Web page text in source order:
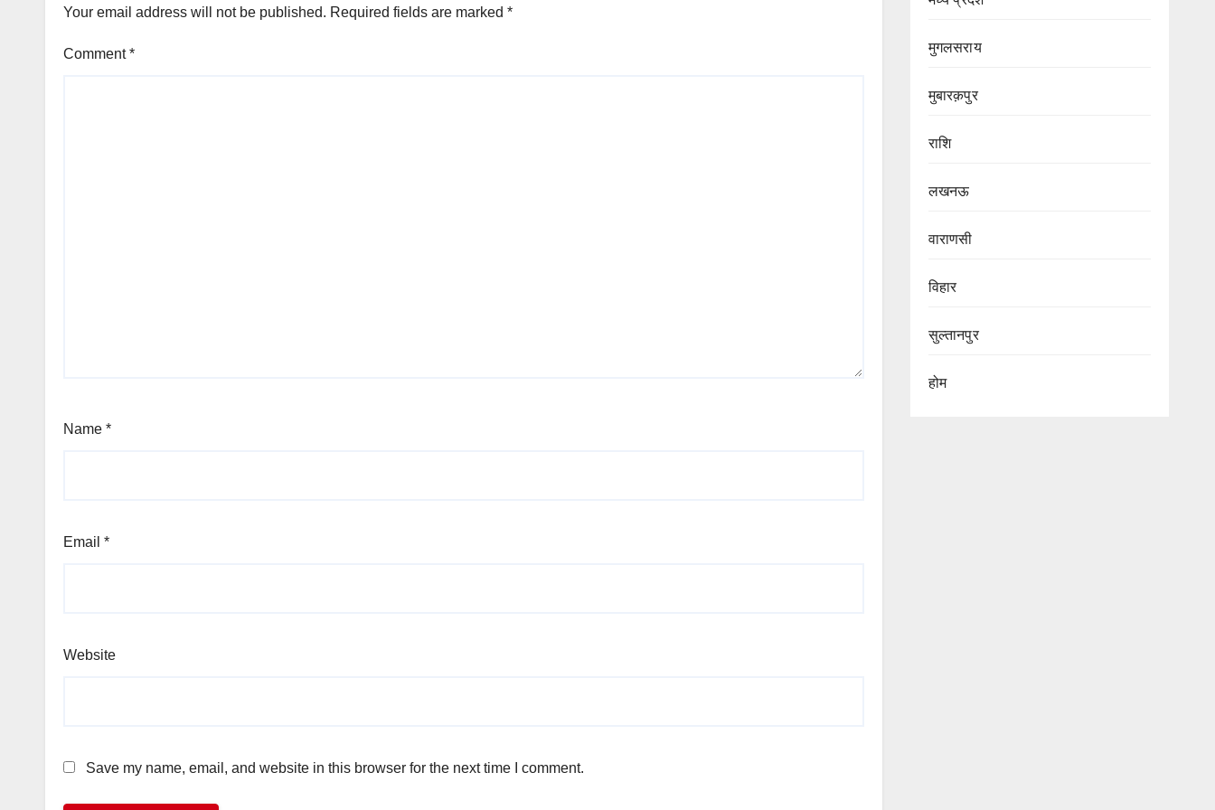
Your email address will not be published. Required fields are marked *
Comment*
Name *
Email *
Website
Save my name, email, and website in this browser for the next time I comment.
मुगलसराय
मुबारक़पुर
राशि
लखनऊ
वाराणसी
विहार
सुल्तानपुर
होम